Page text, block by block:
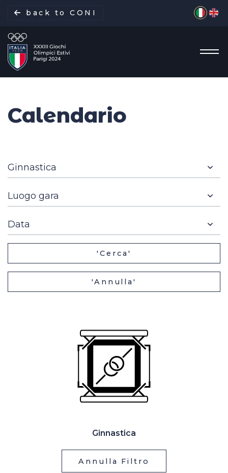
back to CONI
La missione
Discipline
Gare
Casa Italia
News
Media
Calendario
'Cerca'
'Annulla'
Ginnastica
Annulla Filtro